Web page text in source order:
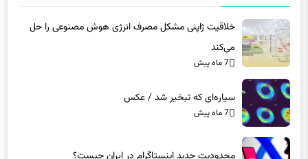
خلاقیت ژاپنی مشکل مصرف انرژی هوش مصنوعی را حل
می‌کند